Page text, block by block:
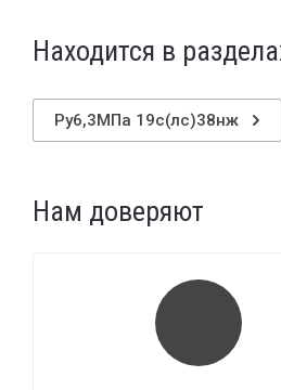
Находится в
Ру6,3МПа 19с(лс)38нж
Нам доверяют